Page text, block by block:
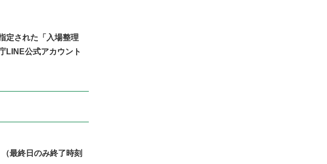
定された「入場整理
LINE公式アカウント
最終日のみ終了時刻